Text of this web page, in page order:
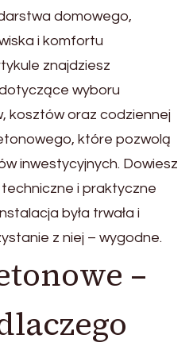
domowego,
i komfortu
znajdziesz
wyboru
kosztów oraz codziennej
które pozwolą
inwestycyjnych. Dowiesz
i praktyczne
była trwała i
z niej – wygodne.
–